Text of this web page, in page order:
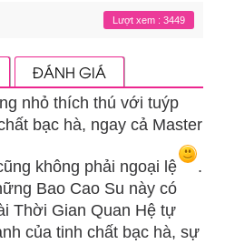
Lượt xem : 3449
ĐÁNH GIÁ
nhỏ thích thú với tuýp
bạc hà, ngay cả Master
không phải ngoại lệ
.
Bao Cao Su này có
Thời Gian Quan Hệ tự
của tinh chất bạc hà, sự